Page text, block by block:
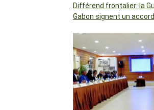
Différend frontalier: la
Gabon signent un